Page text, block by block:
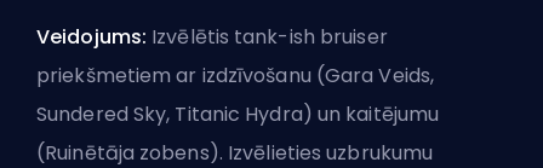
Veidojums: Izvēlētis tank-ish bruiser
priekšmetiem ar izdzīvošanu (Gara Veids,
Sundered Sky, Titanic Hydra) un kaitējumu
(Ruinētāja zobens). Izvēlieties uzbrukumu